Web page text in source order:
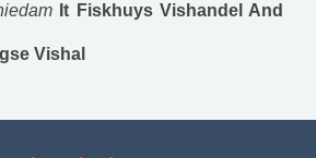
It Fiskhuys Vishandel And
Vishal